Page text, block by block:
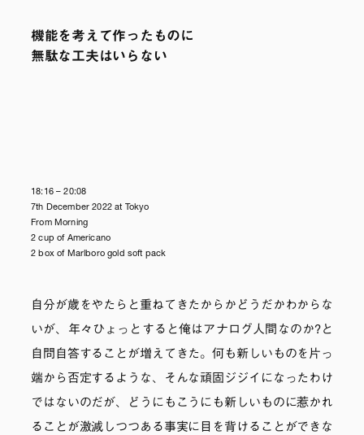
機能を考えて作ったものに
無駄な工夫はいらない
18:16 – 20:08
7th December 2022 at Tokyo
From Morning
2 cup of Americano
2 box of Marlboro gold soft pack
自分が歳をやたらと重ねてきたからかどうだかわからな
いが、年々ひょっとすると俺はアナログ人間なのか?と
自問自答することが増えてきた。何も新しいものを片っ
端から否定するような、そんな頑固ジジイになったわけ
ではないのだが、どうにもこうにも新しいものに惹かれ
ることが激減しつつある事実に目を背けることができな